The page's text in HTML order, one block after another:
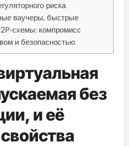
риска
ваучеры, быстрые
компромисс
и безопасностью
без
и её